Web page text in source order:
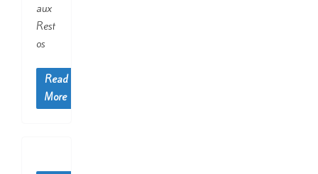
aux
Rest
os
Read
More